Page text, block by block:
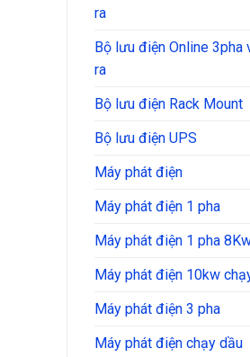
ra
Bộ lưu điện Online 3pha
ra
Bộ lưu điện Rack Mount
Bộ lưu điện UPS
Máy phát điện
Máy phát điện 1 pha
Máy phát điện 1 pha
Máy phát điện 10kw
Máy phát điện 3 pha
Máy phát điện chạy dầu